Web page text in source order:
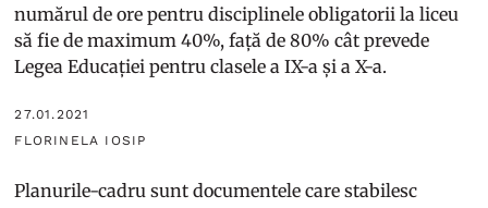
numărul de ore pentru disciplinele obligatorii la liceu
să fie de maximum 40%, față de 80% cât prevede
Legea Educației pentru clasele a IX-a și a X-a.
27.01.2021
FLORINELA IOSIP
Planurile-cadru sunt documentele care stabilesc